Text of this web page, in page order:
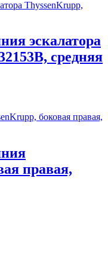
эскалатора
средняя
правая,